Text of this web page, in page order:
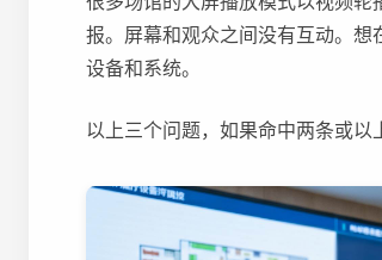
报。屏幕和观众之间没有互动。
设备和系统。
以上三个问题，如果命中两条或以